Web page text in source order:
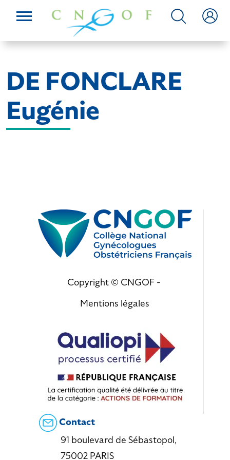
DE FONCLARE
Eugénie
Copyright © CNGOF -
Mentions légales
Contact
91 boulevard de Sébastopol,
75002 PARIS